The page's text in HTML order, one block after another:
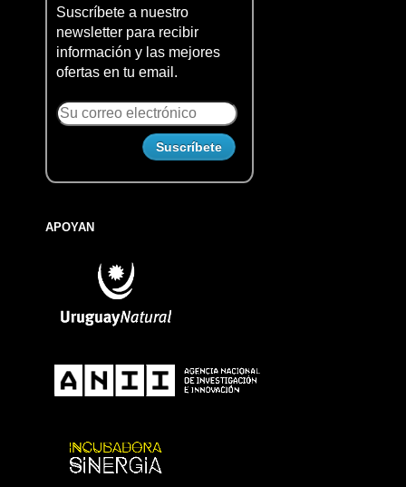
Suscríbete a nuestro
newsletter para recibir
información y las mejores
ofertas en tu email.
APOYAN